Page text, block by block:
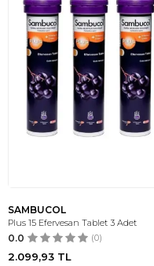
SAMBUCOL
Plus 15 Efervesan Tablet 3 Adet
0.0 (0)
2.099,93 TL